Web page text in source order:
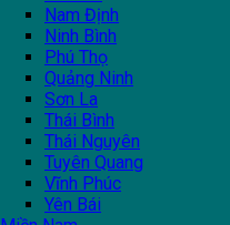
Nam Định
Ninh Bình
Phú Thọ
Quảng Ninh
Sơn La
Thái Bình
Thái Nguyên
Tuyên Quang
Vĩnh Phúc
Yên Bái